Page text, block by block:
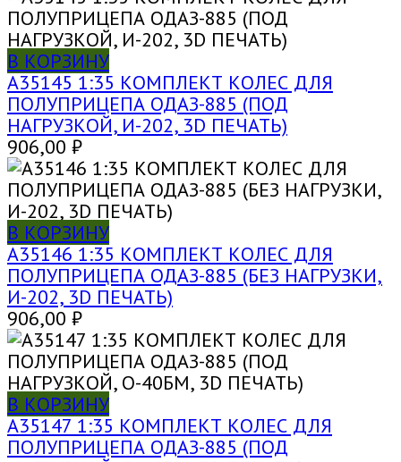
В КОРЗИНУ
A35145 1:35 КОМПЛЕКТ КОЛЕС ДЛЯ
ПОЛУПРИЦЕПА ОДАЗ-885 (ПОД
НАГРУЗКОЙ, И-202, 3D ПЕЧАТЬ)
906,00 ₽
В КОРЗИНУ
A35146 1:35 КОМПЛЕКТ КОЛЕС ДЛЯ
ПОЛУПРИЦЕПА ОДАЗ-885 (БЕЗ НАГРУЗКИ,
И-202, 3D ПЕЧАТЬ)
906,00 ₽
В КОРЗИНУ
A35147 1:35 КОМПЛЕКТ КОЛЕС ДЛЯ
ПОЛУПРИЦЕПА ОДАЗ-885 (ПОД